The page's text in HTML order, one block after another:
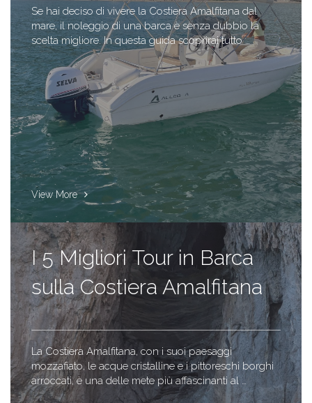
Se hai deciso di vivere la Costiera Amalfitana dal
mare, il noleggio di una barca è senza dubbio la
scelta migliore. In questa guida scoprirai tutto …
View More
I 5 Migliori Tour in Barca
sulla Costiera Amalfitana
La Costiera Amalfitana, con i suoi paesaggi
mozzafiato, le acque cristalline e i pittoreschi borghi
arroccati, è una delle mete più affascinanti al …